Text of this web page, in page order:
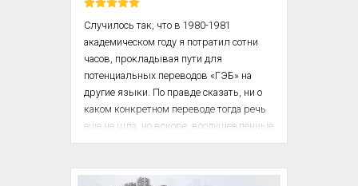
Случилось так, что в 1980-1981
академическом году я потратил сотни
часов, прокладывая пути для
потенциальных переводов «ГЭБ» на
другие языки. По правде сказать, ни о
каком конкретном переводе тогда речь
еще не шла, но вскоре, воодушевленные
успехом «ГЭБ» среди англоязычных
захотели, чтобы книга вышла на их